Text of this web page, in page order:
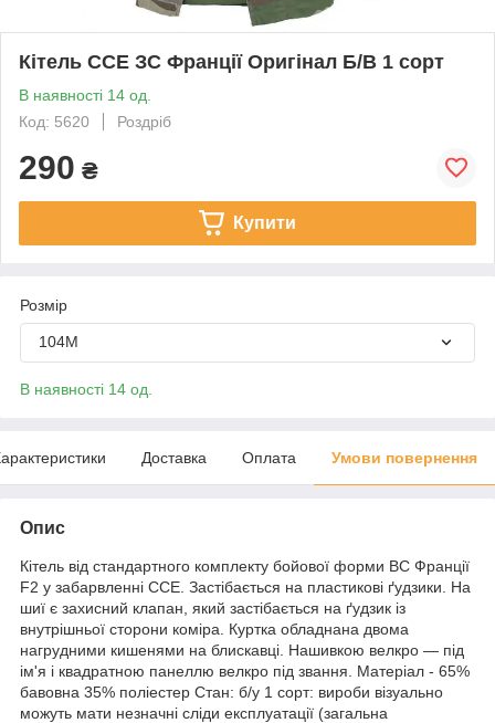
Кітель ССЕ ЗС Франції Оригінал Б/В 1 сорт
В наявності 14 од.
Код: 5620
Роздріб
290 ₴
Купити
Розмір
104M
В наявності 14 од.
Доставка Оплата Умови повернення
Опис
Кітель від стандартного комплекту бойової форми ВС Франції
F2 у забарвленні CCE. Застібається на пластикові ґудзики. На
шиї є захисний клапан, який застібається на ґудзик із
внутрішньої сторони коміра. Куртка обладнана двома
нагрудними кишенями на блискавці. Нашивкою велкро — під
ім'я і квадратною панеллю велкро під звання. Матеріал - 65%
бавовна 35% поліестер Стан: б/у 1 сорт: вироби візуально
можуть мати незначні сліди експлуатації (загальна